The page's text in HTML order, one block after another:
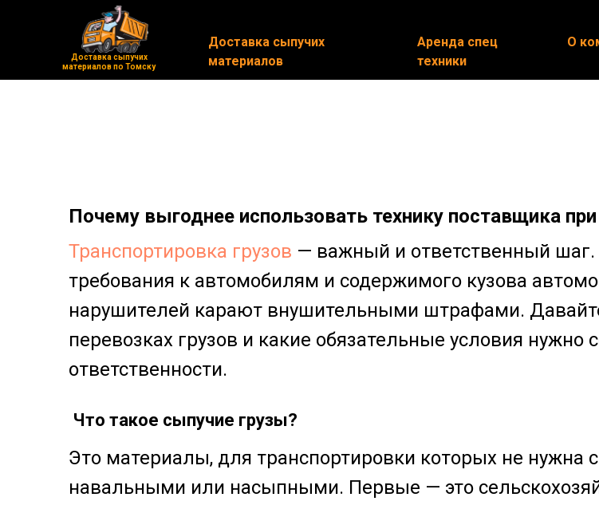
Доставка сыпучих
материалов по Томску
Доставка сыпучих
материалов
Аренда спец
техники
О
Доставка сыпучих
материалов по Томску
Доставка сыпучих
материалов
Аренда спец
техники
О
Транспортировка грузов — важный и ответственный шаг.
требования к автомобилям и содержимого кузова
нарушителей карают внушительными штрафами.
перевозках грузов и какие обязательные условия
ответственности.
Это материалы, для транспортировки которых не нужна
навальными или насыпными. Первые — это
Почему выгоднее использовать технику поставщика при
Что такое сыпучие грузы?